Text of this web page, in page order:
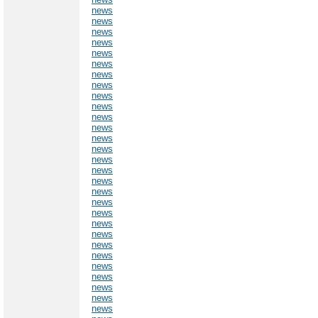
news
news
news
news
news
news
news
news
news
news
news
news
news
news
news
news
news
news
news
news
news
news
news
news
news
news
news
news
news